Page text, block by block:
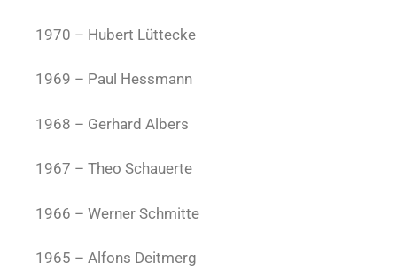
1970 – Hubert Lüttecke
1969 – Paul Hessmann
1968 – Gerhard Albers
1967 – Theo Schauerte
1966 – Werner Schmitte
1965 – Alfons Deitmerg